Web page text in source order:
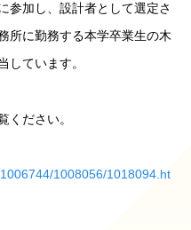
参加し、設計者として選定さ
所に勤務する本学卒業生の木
しています。
ください。
1008056/1018094.ht